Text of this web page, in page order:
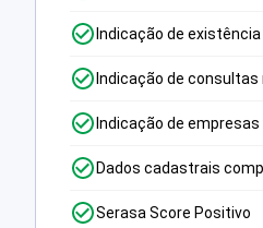
Indicação de
Indicação de
Indicação de
Dados cadastrais
Serasa Score Positivo